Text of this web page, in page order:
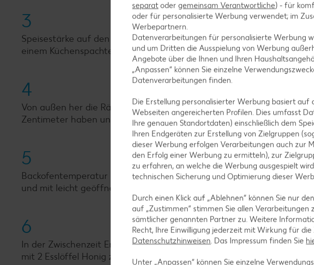
3
Speisestärke auf den Eischnee sieben und mit Weißweinessig
einem Küchenspachtel rund auf ein mit Backpapier ausgelegtes
4
Von außen her die Ränder vorsichtig hochziehen. Die Pavlova sollte
Zentimeter haben und mittig eine Vertiefung für die Füllung.
5
Backofentemperatur auf 90 °C reduzieren und die Pavlova 80 bis 90
und mit leicht geöffneter Tür die Pavlova circa 1 Stunde vollständig
6
In der Zwischenzeit Erdbeeren waschen, abtropfen lassen und
mit 2 Esslöffel Honig zu den Erdbeeren geben und 30 Minuten
separat oder gemeinsam Verantwortliche) - für
oder für personalisierte Werbung verwendet; im
Werbepartnern.
Datenverarbeitungen für personalisierte Werbung
und um Dritten die Ausspielung von Werbung
Angebote über die Ihnen und Ihren
„Anpassen“ können Sie einzelne
Datenverarbeitungen finden.
Die Erstellung personalisierter Werbung basiert
Webseiten angereicherten Profilen. Dies umfasst
Ihre genauen Standortdaten) einschließlich dem
Ihren Endgeräten zur Erstellung von Zielgruppen
dieser Werbung erfolgen Verarbeitungen auch zur
den Erfolg einer Werbung zu ermitteln), zur
zu erfahren, an welche die Werbung ausgespielt
technischen Sicherung und Optimierung dieser
Durch einen Klick auf „Ablehnen“ können Sie nur
auf „Zustimmen“ stimmen Sie allen
sämtlicher genannten Partner zu. Weitere
Recht, Ihre Einwilligung jederzeit mit Wirkung für
Datenschutzhinweisen. Das Impressum finden Sie
Unter „Anpassen“ können Sie einzelne